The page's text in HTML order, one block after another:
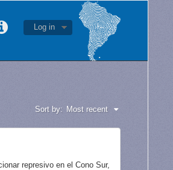
Log in
Sort by: Most recent
represivo en el Cono Sur,